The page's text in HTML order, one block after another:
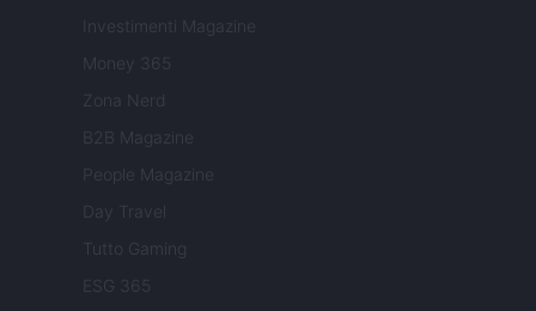
Investimenti Magazine
Money 365
Zona Nerd
B2B Magazine
People Magazine
Day Travel
Tutto Gaming
ESG 365